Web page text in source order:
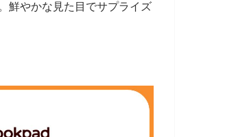
鮮やかな見た目でサプライズ